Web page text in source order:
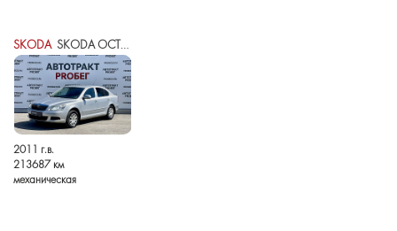
SKODASKODA OCTAVIA II (A5) РЕСТАЙЛИНГ
2011 г.в.
213687 км
механическая